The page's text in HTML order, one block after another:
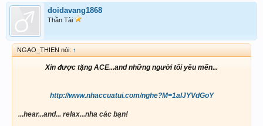
doidavang1868
Thần Tài
NGAO_THIEN nói: ↑
Xin được tặng ACE...and những người tôi yêu mến...
http://www.nhaccuatui.com/nghe?M=1alJYVdGoY
...hear...and... relax...nha các bạn!